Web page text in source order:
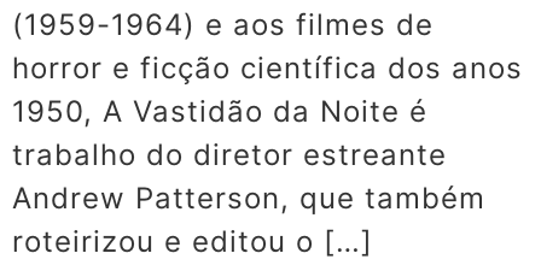
(1959-1964) e aos filmes de
horror e ficção científica dos anos
1950, A Vastidão da Noite é
trabalho do diretor estreante
Andrew Patterson, que também
roteirizou e editou o […]